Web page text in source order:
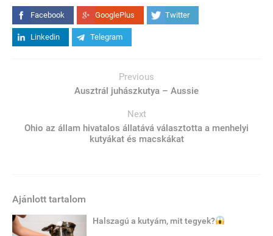
Facebook GooglePlus Twitter
Linkedin Telegram
Previous
Ausztrál juhászkutya – Aussie
Next
Ohio az állam hivatalos állatává választotta a menhelyi
kutyákat és macskákat
Ajánlott tartalom
Halszagú a kutyám, mit tegyek?